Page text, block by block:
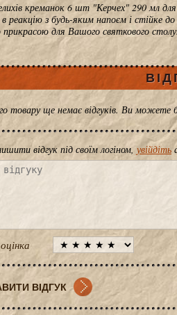
креманок 6 шт "Керчех" 290 мл для
реакцію з будь-яким напоєм і стійке
прикрасою для Вашого святкового столу.
товару ще немає відгуків. Ви
відгук під своїм логіном, увійдіть